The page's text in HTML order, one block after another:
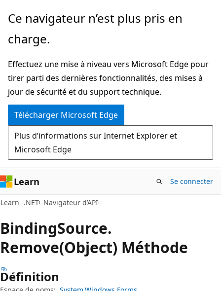
Passer
directement
au
principal
Passer
la
dans
la
page
Ce navigateur n’est plus pris en
charge.
Effectuez une mise à niveau vers Microsoft Edge pour
tirer parti des dernières fonctionnalités, des mises à
jour de sécurité et du support technique.
Télécharger Microsoft Edge
Plus d’informations sur Internet Explorer et
Microsoft Edge
Learn Se connecter
Learn .NET Navigateur d’API
BindingSource.
Remove(Object) Méthode
Définition